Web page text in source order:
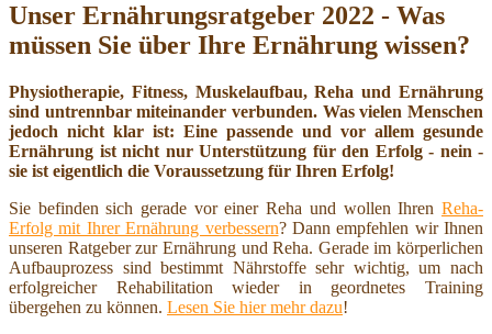
Unser Ernährungsratgeber 2022 - Was
müssen Sie über Ihre Ernährung wissen?
Physiotherapie, Fitness, Muskelaufbau, Reha und Ernährung
sind untrennbar miteinander verbunden. Was vielen Menschen
jedoch nicht klar ist: Eine passende und vor allem gesunde
Ernährung ist nicht nur Unterstützung für den Erfolg - nein -
sie ist eigentlich die Voraussetzung für Ihren Erfolg!
Sie befinden sich gerade vor einer Reha und wollen Ihren Reha-
Erfolg mit Ihrer Ernährung verbessern? Dann empfehlen wir Ihnen
unseren Ratgeber zur Ernährung und Reha. Gerade im körperlichen
Aufbauprozess sind bestimmt Nährstoffe sehr wichtig, um nach
erfolgreicher Rehabilitation wieder in geordnetes Training
übergehen zu können. Lesen Sie hier mehr dazu!